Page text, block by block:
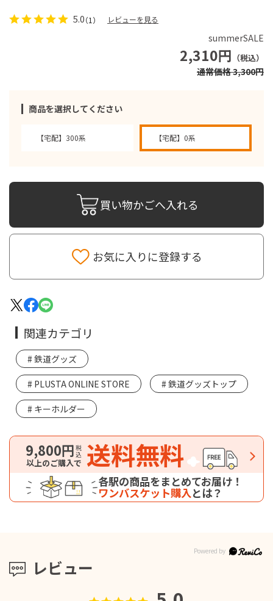
summerSALE
2,310円 （税込）
通常価格 3,300円
商品を選択してください
【宅配】300系 【宅配】0系
5.0（1） レビューを見る
買い物かごへ入れる
お気に入りに登録する
レビュー
関連カテゴリ
鉄道グッズ
PLUSTA ONLINE STORE 鉄道グッズトップ
キーホルダー
9,800円税込
以上のご購入で 送料無料
各駅の商品をまとめてお届け！
ワンバスケット購入とは？